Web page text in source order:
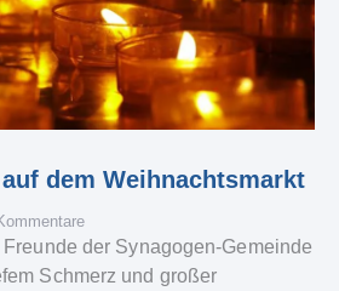
dem Weihnachtsmarkt
der Synagogen-Gemeinde
Schmerz und großer